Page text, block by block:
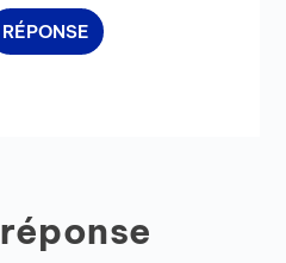
RÉPONSE